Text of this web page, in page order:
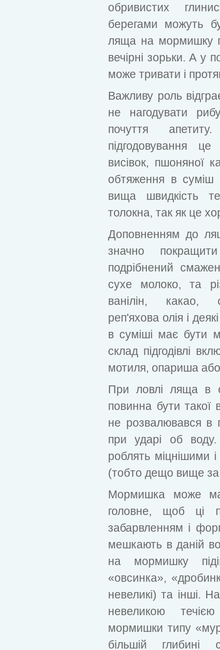
обривистих
берегами можуть
ляща на мормишку
вечірні зорьки. А у
може тривати і
Важливу роль
не нагодувати
почуття
підгодовування
висівок, пшоняної
обтяження в суміш
вища швидкість
толокна, так як це
Доповненням до
значно
подрібнений
сухе молоко, та
ванілін, какао,
реп'яхова олія і
в суміші має бути
склад підгодівлі
мотиля, опариша
При ловлі ляща в
повинна бути такої
не розвалювався в
при ударі об воду.
роблять міцнішими
(тобто дещо вище за
Мормишка може
головне, щоб ці
забарвленням і
мешкають в даній
на мормишку
«овсинка»,
невеликі) та інші.
невеликою
мормишки типу
більшій глибині